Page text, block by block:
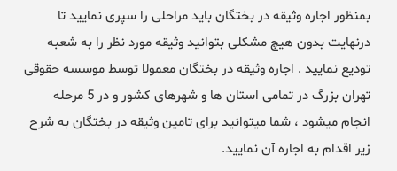
بمنظور اجاره وثیقه در بختگان باید مراحلی را سپری نمایید تا
درنهایت بدون هیچ مشکلی بتوانید وثیقه مورد نظر را به شعبه
تودیع نمایید . اجاره وثیقه در بختگان معمولا توسط موسسه حقوقی
تهران بزرگ در تمامی استان ها و شهرهای کشور و در 5 مرحله
انجام میشود ، شما میتوانید برای تامین وثیقه در بختگان به شرح
زیر اقدام به اجاره آن نمایید.